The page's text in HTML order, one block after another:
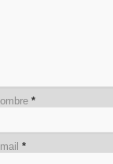
*
*